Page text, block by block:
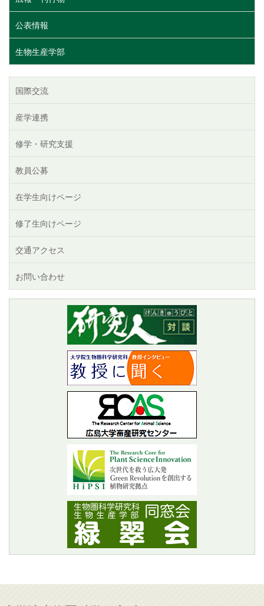
公表情報
生物生産学部
国際交流
産学連携
修学・研究支援
教員公募
在学生向けページ
修了生向けページ
交通アクセス
お問い合わせ